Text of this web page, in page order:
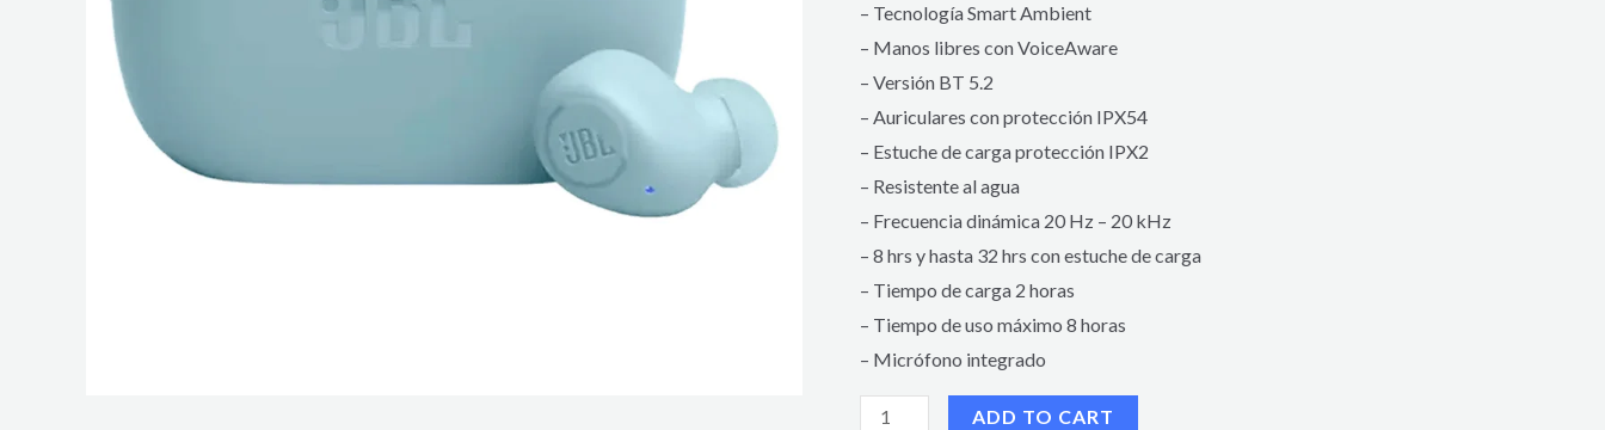
– Tecnología Smart Ambient
– Manos libres con VoiceAware
– Versión BT 5.2
– Auriculares con protección IPX54
– Estuche de carga protección IPX2
– Resistente al agua
– Frecuencia dinámica 20 Hz – 20 kHz
– 8 hrs y hasta 32 hrs con estuche de carga
– Tiempo de carga 2 horas
– Tiempo de uso máximo 8 horas
– Micrófono integrado
ADD TO CART